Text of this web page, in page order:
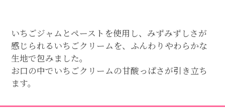
いちごジャムとペーストを使用し、みずみずしさが
感じられるいちごクリームを、ふんわりやわらかな
生地で包みました。
お口の中でいちごクリームの甘酸っぱさが引き立ち
ます。